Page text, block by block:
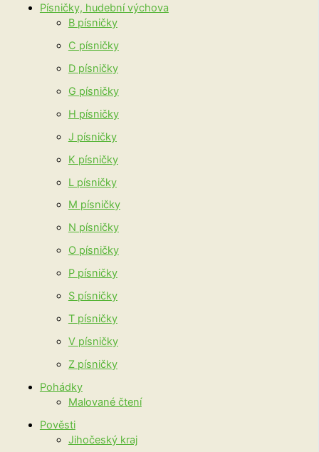
Písničky, hudební výchova
B písničky
C písničky
D písničky
G písničky
H písničky
J písničky
K písničky
L písničky
M písničky
N písničky
O písničky
P písničky
S písničky
T písničky
V písničky
Z písničky
Pohádky
Malované čtení
Pověsti
Jihočeský kraj